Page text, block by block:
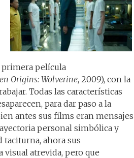
primera película
Origins: Wolverine, 2009), con la
Todas las características
para dar paso a la
antes sus films eran mensajes
personal simbólica y
ahora sus
visual atrevida, pero que